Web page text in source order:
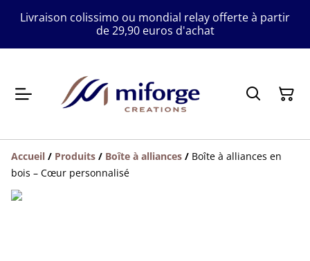
Livraison colissimo ou mondial relay offerte à partir
de 29,90 euros d'achat
Accueil / Produits / Boîte à alliances / Boîte à alliances en
bois – Cœur personnalisé